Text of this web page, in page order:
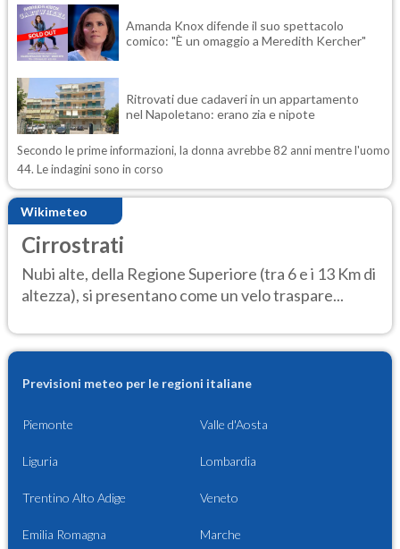
Amanda Knox difende il suo spettacolo
comico: "È un omaggio a Meredith Kercher"
Ritrovati due cadaveri in un appartamento
nel Napoletano: erano zia e nipote
Secondo le prime informazioni, la donna avrebbe 82 anni mentre l'uomo
44. Le indagini sono in corso
Wikimeteo
Cirrostrati
Nubi alte, della Regione Superiore (tra 6 e i 13 Km di
altezza), si presentano come un velo traspare...
Previsioni meteo per le regioni italiane
Piemonte Valle d'Aosta
Liguria Lombardia
Trentino Alto Adige Veneto
Emilia Romagna Marche